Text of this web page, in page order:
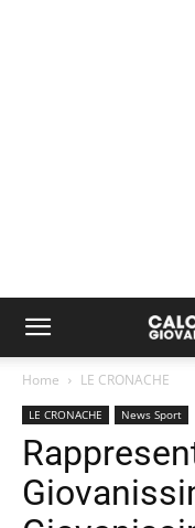
Home LE CRONACHE
LE CRONACHE News Sport